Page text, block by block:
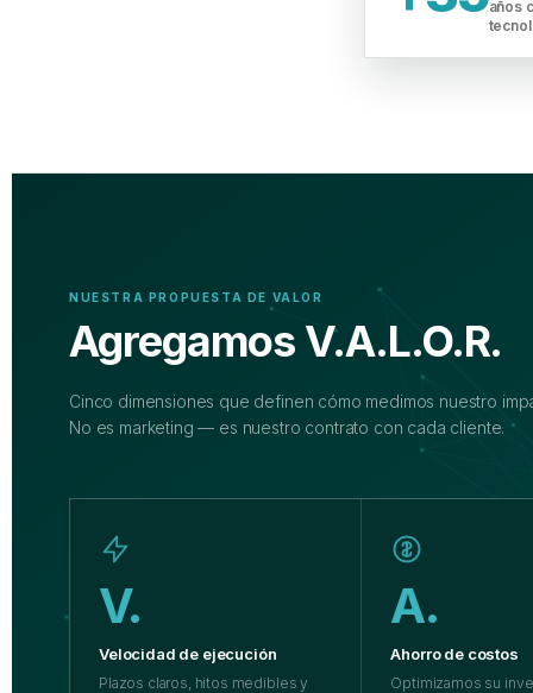
años
NUESTRA PROPUESTA DE VALOR
Agregamos V.A.L.O.R.
Cinco dimensiones que definen cómo medimos nuestro
No es marketing — es nuestro contrato con cada cliente.
V.
Velocidad de ejecución
Plazos claros, hitos medibles y
A.
Ahorro de costos
Optimizamos su